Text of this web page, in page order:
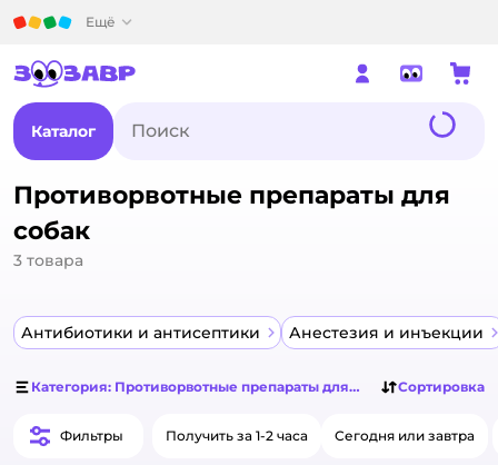
Ещё
Каталог
Противорвотные препараты для
собак
3 товара
Антибиотики и антисептики Анестезия и инъекции
Категория: Противорвотные препараты для собак Сортировка
Фильтры Получить за 1-2 часа Сегодня или завтра